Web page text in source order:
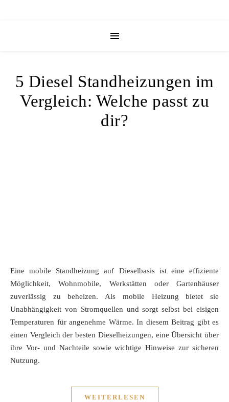
5 Diesel Standheizungen im
Vergleich: Welche passt zu
dir?
Eine mobile Standheizung auf Dieselbasis ist eine effiziente
Möglichkeit, Wohnmobile, Werkstätten oder Gartenhäuser
zuverlässig zu beheizen. Als mobile Heizung bietet sie
Unabhängigkeit von Stromquellen und sorgt selbst bei eisigen
Temperaturen für angenehme Wärme. In diesem Beitrag gibt es
einen Vergleich der besten Dieselheizungen, eine Übersicht über
ihre Vor- und Nachteile sowie wichtige Hinweise zur sicheren
Nutzung.
WEITERLESEN